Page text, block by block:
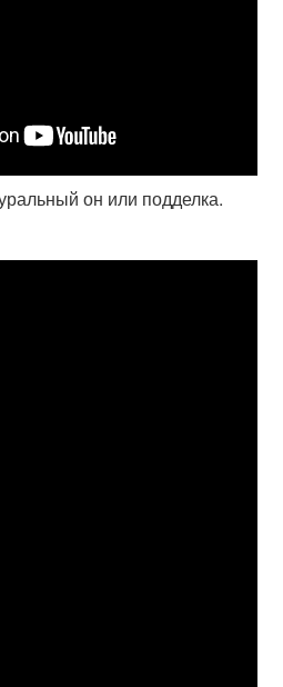
он или подделка.